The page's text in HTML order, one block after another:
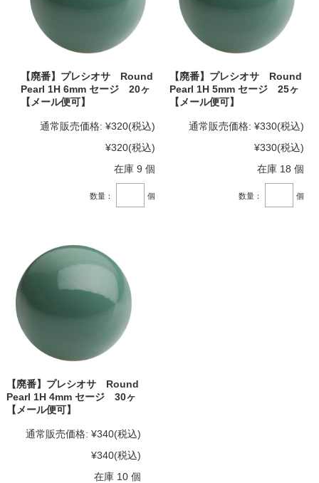
【廃番】プレシオサ Round
Pearl 1H 6mm セージ 20ヶ
【メール便可】
通常販売価格: ¥320(税込)
¥320(税込)
在庫 9 個
数量： 個
【廃番】プレシオサ Round
Pearl 1H 5mm セージ 25ヶ
【メール便可】
通常販売価格: ¥330(税込)
¥330(税込)
在庫 18 個
数量： 個
【廃番】プレシオサ Round
Pearl 1H 4mm セージ 30ヶ
【メール便可】
通常販売価格: ¥340(税込)
¥340(税込)
在庫 10 個